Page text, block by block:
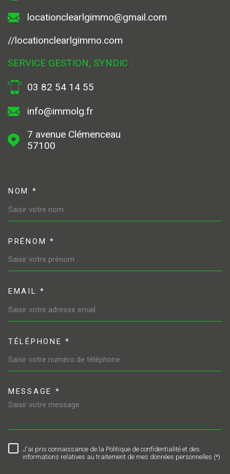
locationclearlgimmo@gmail.com
//locationclearlgimmo.com
SERVICE GESTION, SYNDIC :
03 82 54 14 55
info@immolg.fr
7 avenue Clémenceau
57100
NOM *
PRÉNOM *
EMAIL *
TÉLÉPHONE *
MESSAGE *
RÈGLEMENTATION
J'ai pris connaissance de la Politique de confidentialité et des
informations relatives au traitement de mes données personnelles (*)